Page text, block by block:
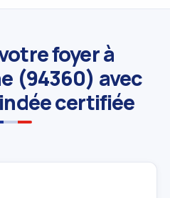
foyer à
(94360) avec
certifiée